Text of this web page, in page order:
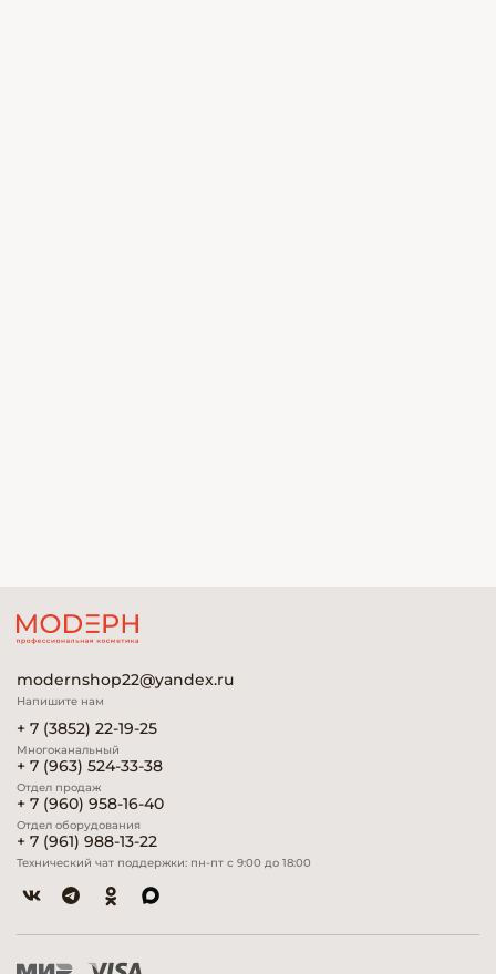
modernshop22@yandex.ru
Напишите нам
+ 7 (3852) 22-19-25
Многоканальный
+ 7 (963) 524-33-38
Отдел продаж
+ 7 (960) 958-16-40
Отдел оборудования
+ 7 (961) 988-13-22
Технический чат поддержки: пн-пт с 9:00 до 18:00